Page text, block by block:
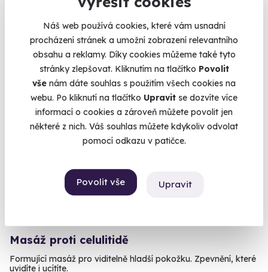
Náš web používá cookies, které vám usnadní
procházení stránek a umožní zobrazení relevantního
obsahu a reklamy. Díky cookies můžeme také tyto
stránky zlepšovat. Kliknutím na tlačítko Povolit
vše nám dáte souhlas s použitím všech cookies na
webu. Po kliknutí na tlačítko Upravit se dozvíte více
informací o cookies a zároveň můžete povolit jen
některé z nich. Váš souhlas můžete kdykoliv odvolat
pomocí odkazu v patičce.
Povolit vše Upravit
Brno (+ 10 dalších lokalit)
1 840 Kč
Novinka
Masáž proti celulitidě
Formující masáž pro viditelně hladší pokožku. Zpevnění, které
uvidíte i ucítíte.